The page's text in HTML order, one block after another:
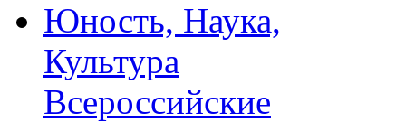
Юность, Наука,
Культура
Всероссийские